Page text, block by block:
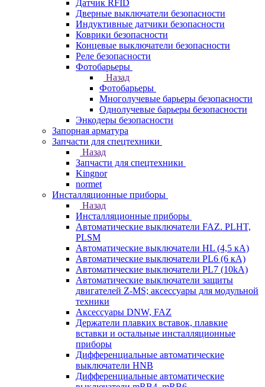
Датчик RFID
Дверные выключатели безопасности
Индуктивные датчики безопасности
Коврики безопасности
Концевые выключатели безопасности
Реле безопасности
Фотобарьеры
Назад
Фотобарьеры
Многолучевые барьеры безопасности
Однолучевые барьеры безопасности
Энкодеры безопасности
Запорная арматура
Запчасти для спецтехники
Назад
Запчасти для спецтехники
Kingnor
normet
Инсталляционные приборы
Назад
Инсталляционные приборы
Автоматические выключатели FAZ. PLHT,
PLSM
Автоматические выключатели HL (4,5 кА)
Автоматические выключатели PL6 (6 кА)
Автоматические выключатели PL7 (10kA)
Автоматические выключатели защиты
двигателей Z-MS; аксессуары для модульной
техники
Аксессуары DNW, FAZ
Держатели плавких вставок, плавкие
вставки и остальные инсталляционные
приборы
Дифференциальные автоматические
выключатели HNB
Дифференциальные автоматические